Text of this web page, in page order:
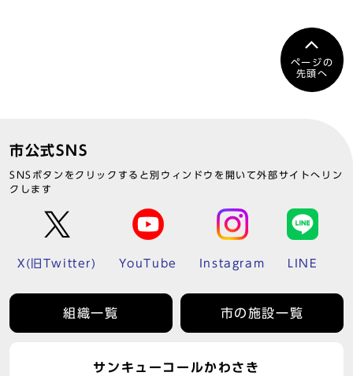
ページの
先頭へ
市公式SNS
SNSボタンをクリックすると別ウィンドウを開いて外部サイトへリン
クします
X(旧Twitter) YouTube Instagram LINE
組織一覧 市の施設一覧
サンキューコールかわさき